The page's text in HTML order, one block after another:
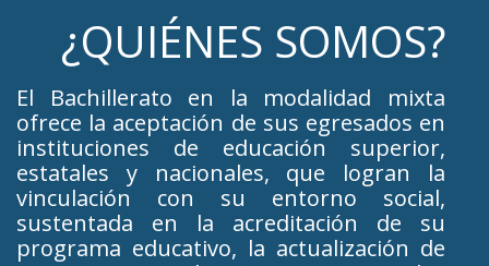
¿QUIÉNES SOMOS?
El Bachillerato en la modalidad mixta
ofrece la aceptación de sus egresados en
instituciones de educación superior,
estatales y nacionales, que logran la
vinculación con su entorno social,
sustentada en la acreditación de su
programa educativo, la actualización de